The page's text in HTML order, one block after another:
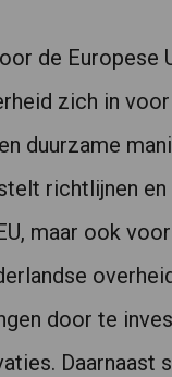
de Europese
zich in
duurzame
richtlijnen
maar ook
door te
Daarnaast